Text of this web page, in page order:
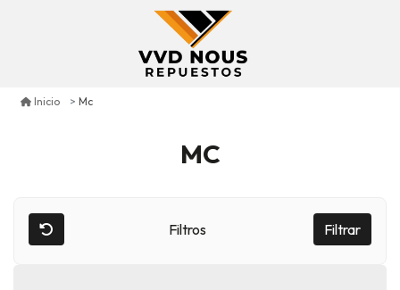
Inicio Mc
MC
Filtros Filtrar